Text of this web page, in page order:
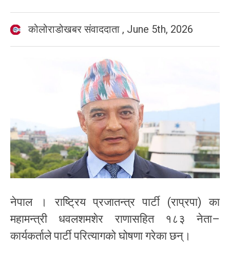
कोलोराडोखबर संवाददाता , June 5th, 2026
नेपाल । राष्ट्रिय प्रजातन्त्र पार्टी (राप्रपा) का
महामन्त्री धवलशमशेर राणासहित १८३ नेता–
कार्यकर्ताले पार्टी परित्यागको घोषणा गरेका छन्।